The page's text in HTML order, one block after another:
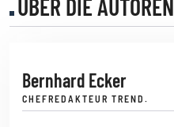
ÜBER DIE AUTOREN
Bernhard Ecker
CHEFREDAKTEUR TREND.